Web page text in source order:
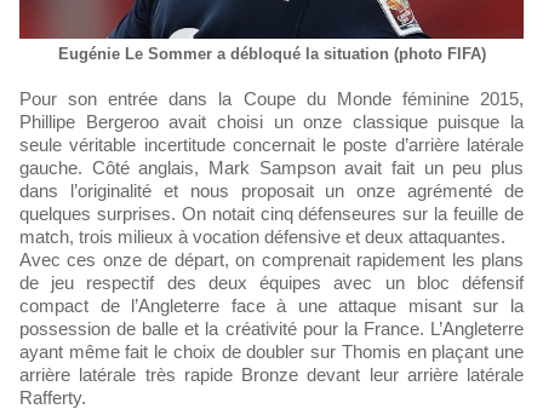
Eugénie Le Sommer a débloqué la situation (photo FIFA)
Pour son entrée dans la Coupe du Monde féminine 2015,
Phillipe Bergeroo avait choisi un onze classique puisque la
seule véritable incertitude concernait le poste d’arrière latérale
gauche. Côté anglais, Mark Sampson avait fait un peu plus
dans l’originalité et nous proposait un onze agrémenté de
quelques surprises. On notait cinq défenseures sur la feuille de
match, trois milieux à vocation défensive et deux attaquantes.
Avec ces onze de départ, on comprenait rapidement les plans
de jeu respectif des deux équipes avec un bloc défensif
compact de l’Angleterre face à une attaque misant sur la
possession de balle et la créativité pour la France. L’Angleterre
ayant même fait le choix de doubler sur Thomis en plaçant une
arrière latérale très rapide Bronze devant leur arrière latérale
Rafferty.